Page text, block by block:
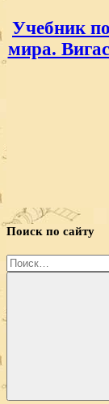
Учебник
мира.
Поиск по сайту
Найти: